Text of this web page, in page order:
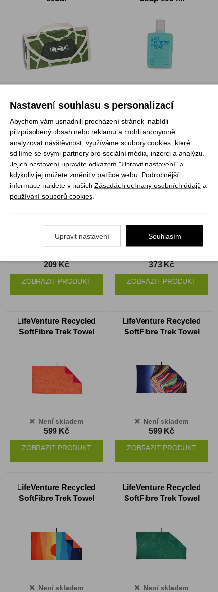
Pinguin Micro towel Map
M
209 Kč
ZOBRAZIT PRODUKT
Pinguin Micro towel Map
L
373 Kč
ZOBRAZIT PRODUKT
LifeVenture Recycled
SoftFibre Trek Towel
Není skladem
599 Kč
ZOBRAZIT PRODUKT
LifeVenture Recycled
SoftFibre Trek Towel
Není skladem
599 Kč
ZOBRAZIT PRODUKT
LifeVenture Recycled
SoftFibre Trek Towel
Není skladem
LifeVenture Recycled
SoftFibre Trek Towel
Není skladem
Nastavení souhlasu s personalizací
Abychom vám usnadnili procházení stránek, nabídli
přizpůsobený obsah nebo reklamu a mohli anonymně
analyzovat návštěvnost, využíváme soubory cookies, které
sdílíme se svými partnery pro sociální média, inzerci a analýzu.
Jejich nastavení upravíte odkazem "Upravit nastavení" a
kdykoliv jej můžete změnit v patičce webu. Podrobnější
informace najdete v našich Zásadách ochrany osobních údajů a
používání souborů cookies
Upravit nastavení Souhlasím